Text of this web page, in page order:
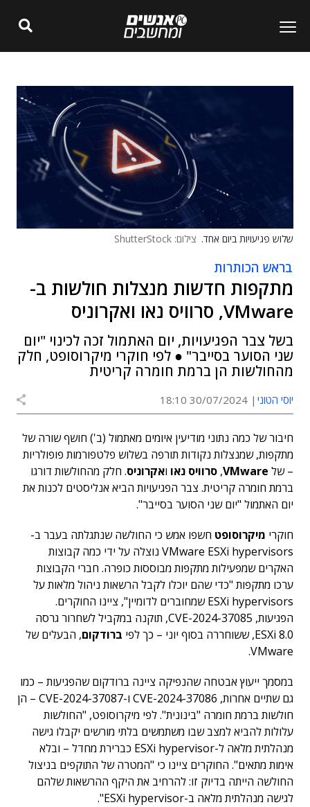
שלוש פגיעויות ביום אחד. צילום: ShutterStock
בראש הכותרות
מתקפות חדשות מנצלות חולשות ב-
VMware, סרוויס נאו ואקרוניס
בשל צבר הפגיעויות, יום האתמול זכה לכינוי "יום
שני הסוער בסייבר" ● לפי חוקרי מיקרוסופט, חלק
מהחולשות הן ברמת חומרה קריטית
יוסי הטוני 30/07/2024 18:10
חיבור של כמה נתוני מודיעין איומים מאתמול (ב') חושף שורה של
מתקפות, שמנצלות נקודות תורפה בשלוש פלטפורמות פופולריות
– של VMware
, סרוויס נאו ואקרוניס. חלק מהחולשות דורגו
ברמת חומרה קריטית. צבר הפגיעויות הביא אנליסטים לכנות את
יום האתמול "יום שני הסוער בסייבר".
חוקרי מיקרוסופט חשפו אמש כי החולשה שנתגלתה בעבר ב-
VMware ESXi hypervisors נוצלה על ידי כמה קבוצות
האקרים שמפעילות מתקפות מבוססות כופרה. חברי הקבוצות
ערכו מתקפות "כדי שהם יוכלו לקבל הרשאות ניהול מלאות על
ESXi hypervisors שמחוברים לדומיין", ציינו החוקרים.
הפגיעות, CVE-2024-37085, תוקנה במקביל לשחרור גרסה
ESXi 8.0, ששוחררה בסוף יוני – כך לפי
ברודקום, הבעלים של
VMware.
במסמך ייעוץ אבטחה שהנפיקה ציינה ברודקום שהפגיעות – כמו
גם שתיים אחרות, CVE-2024-37086 ו-CVE-2024-37087 – הן
חולשות ברמת חומרה "בינונית". לפי מיקרוסופט, "החולשות
עלולות להביא למצב שבו משתמשים בלתי מורשים יקבלו גישה
מנהלתית מלאה ל-ESXi hypervisor כברירת מחדל – ובלא
אימות מתאים". החוקרים ציינו כי "המטרה של התוקפים בניצול
החולשה הייתה בדיוק זו: להרחיב את היקף ההרשאות שלהם
לגישה מנהלתית מלאה ב-ESXi hypervisor".